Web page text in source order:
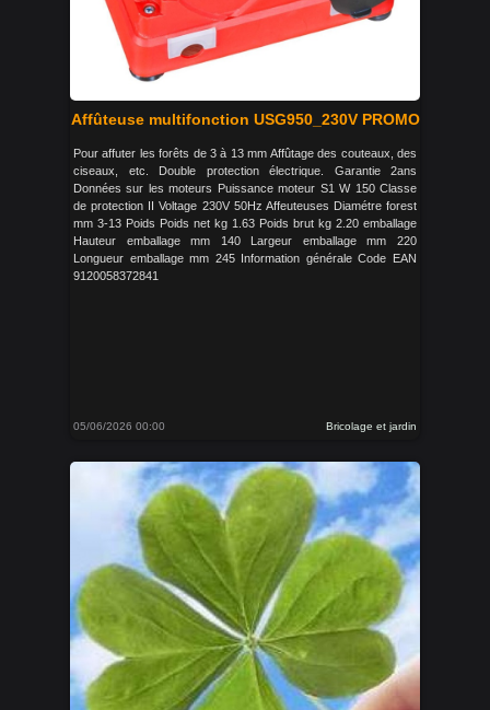
Affûteuse multifonction USG950_230V PROMO
Pour affuter les forêts de 3 à 13 mm Affûtage des couteaux, des
ciseaux, etc. Double protection électrique. Garantie 2ans
Données sur les moteurs Puissance moteur S1 W 150 Classe
de protection II Voltage 230V 50Hz Affeuteuses Diamétre forest
mm 3-13 Poids Poids net kg 1.63 Poids brut kg 2.20 emballage
Hauteur emballage mm 140 Largeur emballage mm 220
Longueur emballage mm 245 Information générale Code EAN
9120058372841
05/06/2026 00:00 Bricolage et jardin